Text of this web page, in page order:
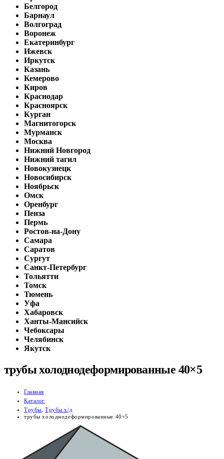
Белгород
Барнаул
Волгоград
Воронеж
Екатеринбург
Ижевск
Иркутск
Казань
Кемерово
Киров
Краснодар
Красноярск
Курган
Магнитогорск
Мурманск
Москва
Нижний Новгород
Нижний тагил
Новокузнецк
Новосибирск
Ноябрьск
Омск
Оренбург
Пенза
Пермь
Ростов-на-Дону
Самара
Саратов
Сургут
Санкт-Петербург
Тольятти
Томск
Тюмень
Уфа
Хабаровск
Ханты-Мансийск
Чебоксары
Челябинск
Якутск
трубы холоднодеформированные 40×5
Главная
Каталог
Трубы ,Трубы х/д
трубы холоднодеформированные 40×5